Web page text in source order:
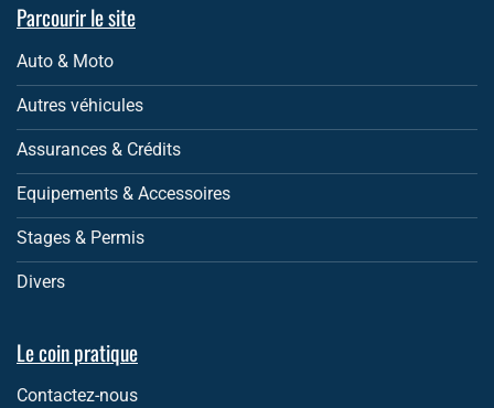
Parcourir le site
Auto & Moto
Autres véhicules
Assurances & Crédits
Equipements & Accessoires
Stages & Permis
Divers
Le coin pratique
Contactez-nous